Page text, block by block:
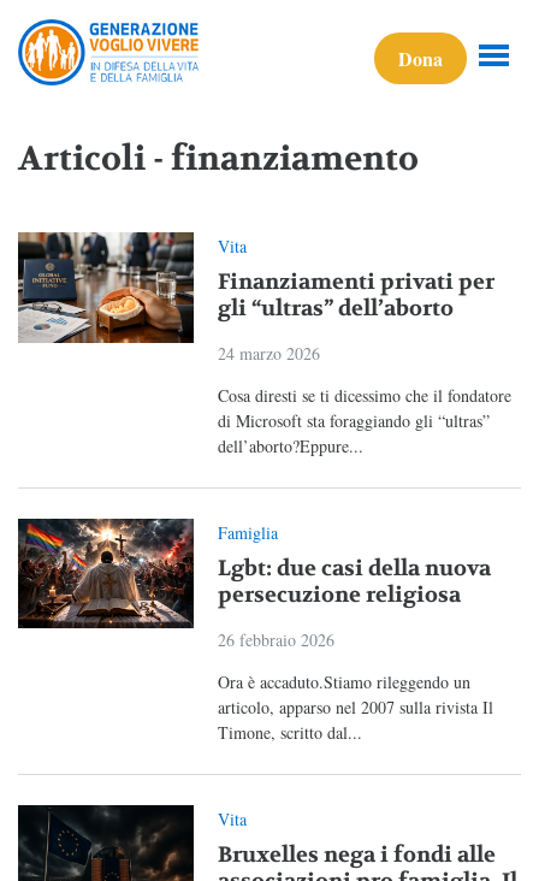
Dona
Articoli - finanziamento
Vita
Finanziamenti privati per
gli “ultras” dell’aborto
24 marzo 2026
Cosa diresti se ti dicessimo che il fondatore
di Microsoft sta foraggiando gli “ultras”
dell’aborto?Eppure...
Famiglia
Lgbt: due casi della nuova
persecuzione religiosa
26 febbraio 2026
Ora è accaduto.Stiamo rileggendo un
articolo, apparso nel 2007 sulla rivista Il
Timone, scritto dal...
Vita
Bruxelles nega i fondi alle